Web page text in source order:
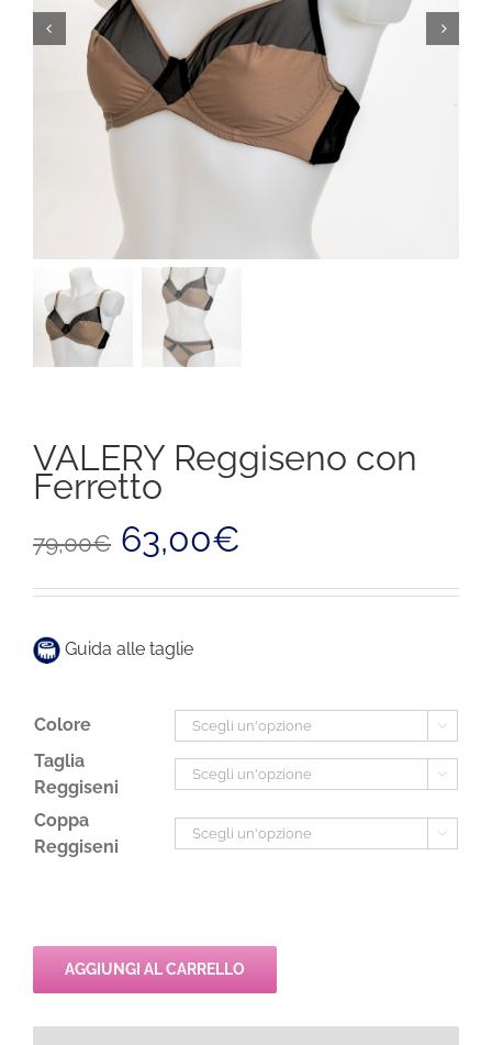
VALERY Reggiseno con
Ferretto
79,00€
Il
prezzo
era:
63,00€
è:
Guida alle taglie
Colore 
Taglia
Reggiseni

Coppa
Reggiseni

AGGIUNGI AL CARRELLO